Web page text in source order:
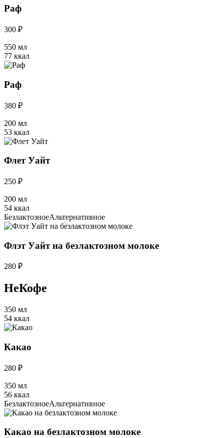
Раф
300 ₽
550 мл
77 ккал
Раф
380 ₽
200 мл
53 ккал
Флет Уайт
250 ₽
200 мл
54 ккал
БезлактозноеАльтернативное
Флэт Уайт на безлактозном молоке
280 ₽
НеКофе
350 мл
54 ккал
Какао
280 ₽
350 мл
56 ккал
БезлактозноеАльтернативное
Какао на безлактозном молоке